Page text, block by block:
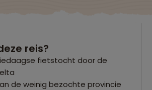
reis?
fietstocht door de
de weinig bezochte provincie